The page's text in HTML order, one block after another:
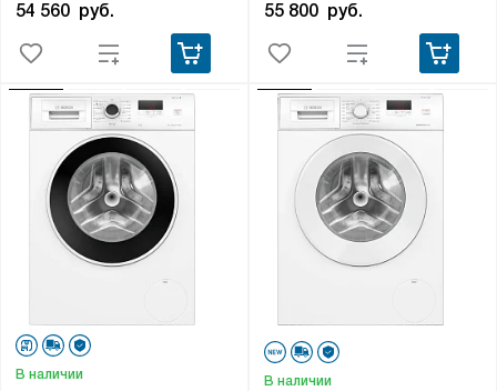
54 560 руб. 55 800 руб.
В наличии В наличии